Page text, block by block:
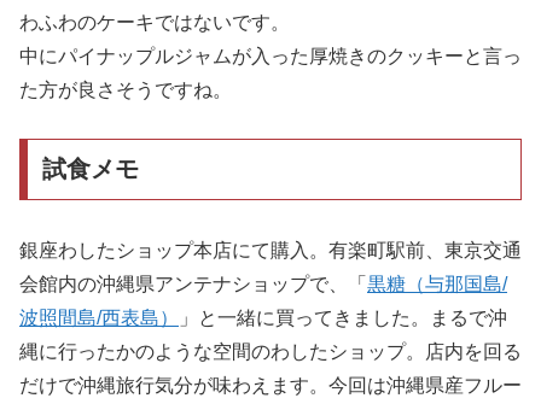
わふわのケーキではないです。
中にパイナップルジャムが入った厚焼きのクッキーと言っ
た方が良さそうですね。
試食メモ
銀座わしたショップ本店にて購入。有楽町駅前、東京交通
会館内の沖縄県アンテナショップで、「 黒糖（与那国島/
波照間島/西表島）
」と一緒に買ってきました。まるで沖
縄に行ったかのような空間のわしたショップ。店内を回る
だけで沖縄旅行気分が味わえます。今回は沖縄県産フルー